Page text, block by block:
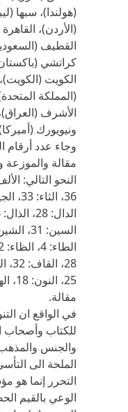
(هولندا)، سبها
(الأردن)،
القطيف
كراتشي
الكويت
(المملكة
الأشرف
ونيويورك
مقالة
مقالة.
في الواقع ان
للكتاب وأصحاب
والجنس والمذهب
الملحة الى
التحرر إنما هو
الوعي بالقيم